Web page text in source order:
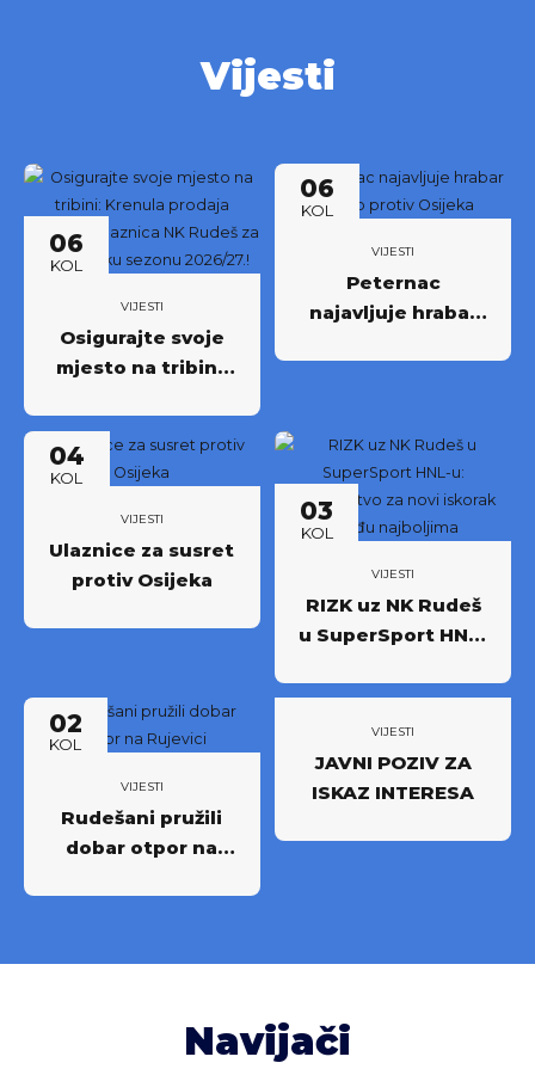
Vijesti
06
KOL
VIJESTI
Osigurajte svoje
mjesto na tribini:
godišnjih ulaznica
NK Rudeš za
prvoligašku
sezonu 2026/27.!
06
KOL
VIJESTI
Peternac
najavljuje hrabar
04
KOL
VIJESTI
Ulaznice za susret
protiv Osijeka
03
KOL
VIJESTI
RIZK uz NK Rudeš
u SuperSport HNL-
novi iskorak među
najboljima
02
KOL
VIJESTI
Rudešani pružili
dobar otpor na
VIJESTI
JAVNI POZIV ZA
ISKAZ INTERESA
Navijači